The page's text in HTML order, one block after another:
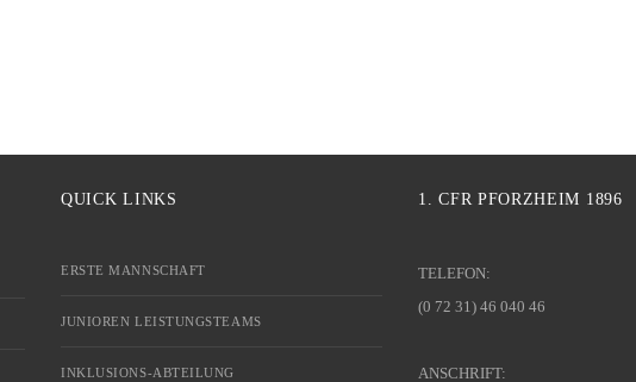
QUICK LINKS
ERSTE MANNSCHAFT
JUNIOREN LEISTUNGSTEAMS
INKLUSIONS-ABTEILUNG
1. CFR PFORZHEIM 1896
TELEFON:
(0 72 31) 46 040 46
ANSCHRIFT: